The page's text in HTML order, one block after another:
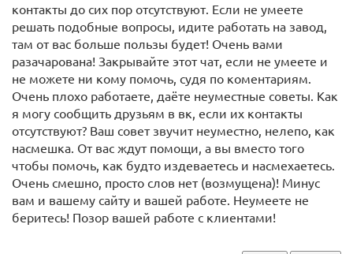
контакты до сих пор отсутствуют. Если не умеете
решать подобные вопросы, идите работать на завод,
там от вас больше пользы будет! Очень вами
разачарована! Закрывайте этот чат, если не умеете и
не можете ни кому помочь, судя по коментариям.
Очень плохо работаете, даёте неуместные советы. Как
я могу сообщить друзьям в вк, если их контакты
отсутствуют? Ваш совет звучит неуместно, нелепо, как
насмешка. От вас ждут помощи, а вы вместо того
чтобы помочь, как будто издеваетесь и насмехаетесь.
Очень смешно, просто слов нет (возмущена)! Минус
вам и вашему сайту и вашей работе. Неумеете не
беритесь! Позор вашей работе с клиентами!